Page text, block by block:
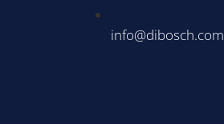
info@dibosch.com